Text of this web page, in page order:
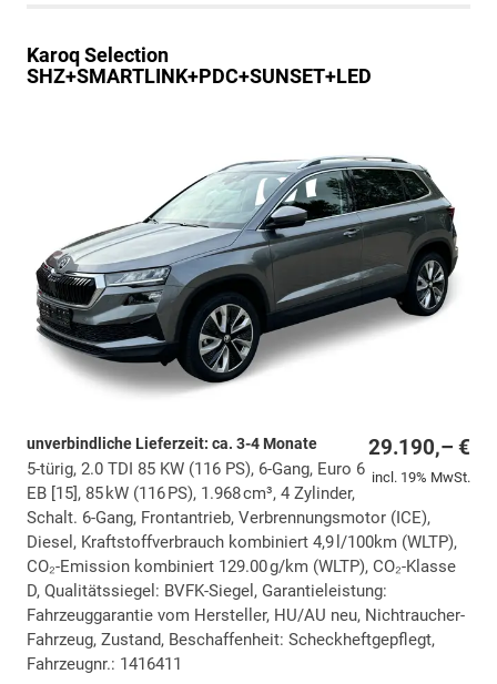
KaroqSelection
SHZ+SMARTLINK+PDC+SUNSET+LED
29.190,– €
incl. 19% MwSt.
unverbindliche Lieferzeit: ca. 3-4 Monate
5-türig, 2.0 TDI 85 KW (116 PS), 6-Gang, Euro 6
EB [15], 85 kW (116 PS), 1.968 cm³, 4 Zylinder,
Schalt. 6-Gang, Frontantrieb, Verbrennungsmotor (ICE),
Diesel, Kraftstoffverbrauch kombiniert 4,9 l/100km (WLTP),
CO₂-Emission kombiniert 129.00 g/km (WLTP), CO₂-Klasse
D, Qualitätssiegel: BVFK-Siegel, Garantieleistung:
Fahrzeuggarantie vom Hersteller, HU/AU neu, Nichtraucher-
Fahrzeug, Zustand, Beschaffenheit: Scheckheftgepflegt,
Fahrzeugnr.: 1416411